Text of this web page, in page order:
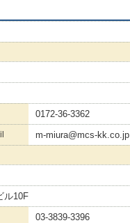
0172-36-3362
m-miura@mcs-kk.co.jp
ル10F
03-3839-3396